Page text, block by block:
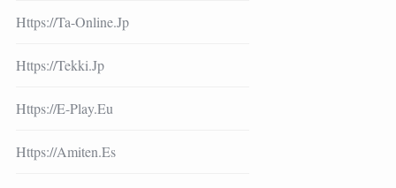
Https://ta-Online.jp
Https://tekki.jp
Https://e-Play.eu
Https://amiten.es